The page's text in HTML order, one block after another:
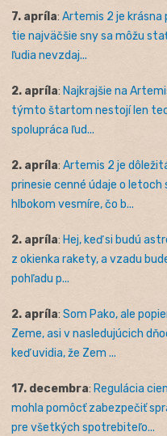
7. apríla: Artemis 2 je krásna
tie najväčšie sny sa môžu
ľudia nevzdaj...
2. apríla: Najkrajšie na
týmto štartom nestojí len
spolupráca ľud...
2. apríla: Artemis 2 je
prinesie cenné údaje o letoch
hlbokom vesmíre, čo b...
2. apríla: Hej, keď si budú
z okienka rakety, a vzadu
pohľadu p...
2. apríla: Som Pako, ale
Zeme, asi v nasledujúcich
keď uvidia, že Zem ...
17. decembra: Regulácia
mohla pomôcť zabezpečiť
pre všetkých spotrebiteľo...